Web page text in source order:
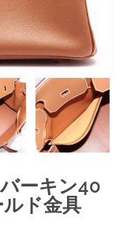
ーキン40
ド金具